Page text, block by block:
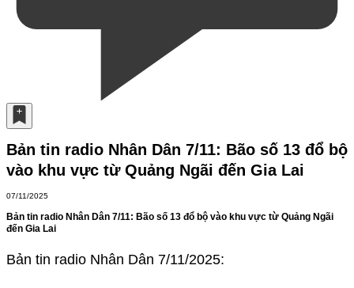
Bản tin radio Nhân Dân 7/11: Bão số 13 đổ bộ
vào khu vực từ Quảng Ngãi đến Gia Lai
07/11/2025
Bản tin radio Nhân Dân 7/11: Bão số 13 đổ bộ vào khu vực từ Quảng Ngãi
đến Gia Lai
Bản tin radio Nhân Dân 7/11/2025: